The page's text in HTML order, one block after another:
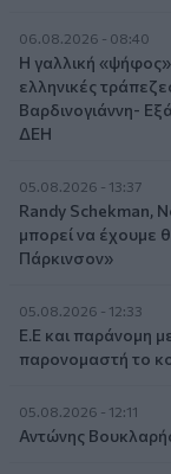
06.08.2026 - 08:40
Η γαλλική
ελληνικές
Βαρδινογιάννη-
ΔΕΗ
05.08.2026 - 13:37
Randy Schekman,
μπορεί να έχουμε
Πάρκινσον»
05.08.2026 - 12:33
Ε.Ε και παράνομη
παρονομαστή το
05.08.2026 - 12:11
Αντώνης